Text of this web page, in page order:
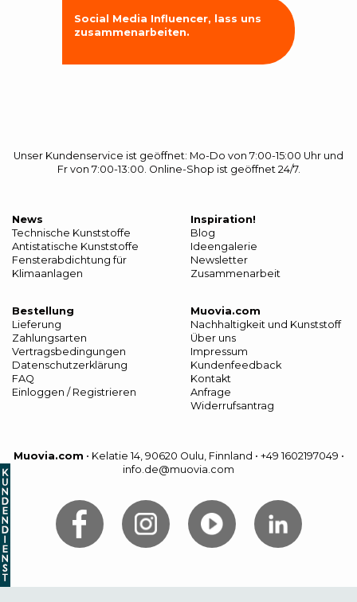
Social Media Influencer, lass uns
zusammenarbeiten.
Unser Kundenservice ist geöffnet: Mo-Do von 7:00-15:00 Uhr und
Fr von 7:00-13:00. Online-Shop ist geöffnet 24/7.
News
Technische Kunststoffe
Antistatische Kunststoffe
Fensterabdichtung für
Klimaanlagen
Inspiration!
Blog
Ideengalerie
Newsletter
Zusammenarbeit
Bestellung
Lieferung
Zahlungsarten
Vertragsbedingungen
Datenschutzerklärung
FAQ
Einloggen / Registrieren
Muovia.com
Nachhaltigkeit und Kunststoff
Über uns
Impressum
Kundenfeedback
Kontakt
Anfrage
Widerrufsantrag
Muovia.com • Kelatie 14, 90620 Oulu, Finnland • +49 1602197049 •
info.de@muovia.com